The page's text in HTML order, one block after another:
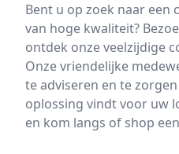
Bent u op zoek naar
van hoge kwaliteit?
ontdek onze veelzijdige
Onze vriendelijke
te adviseren en te
oplossing vindt voor uw
en kom langs of shop